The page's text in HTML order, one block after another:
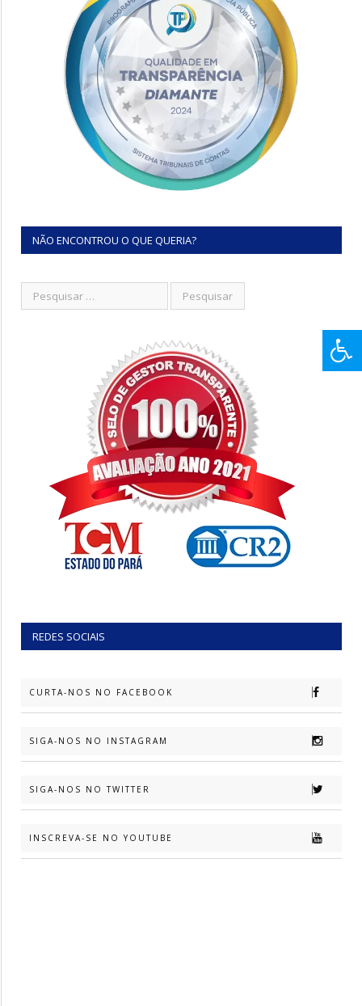
NÃO ENCONTROU O QUE QUERIA?
REDES SOCIAIS
CURTA-NOS NO FACEBOOK
SIGA-NOS NO INSTAGRAM
SIGA-NOS NO TWITTER
INSCREVA-SE NO YOUTUBE